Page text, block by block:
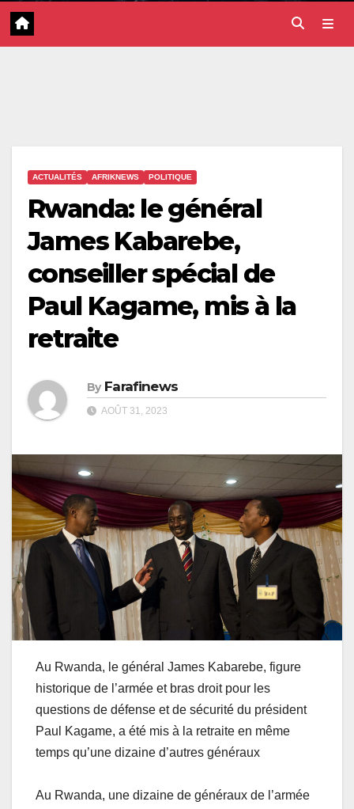
ACTUALITÉS AFRIKNEWS POLITIQUE
Rwanda: le général
James Kabarebe,
conseiller spécial de
Paul Kagame, mis à la
retraite
By Farafinews
AOÛT 31, 2023
Au Rwanda, le général James Kabarebe, figure
historique de l’armée et bras droit pour les
questions de défense et de sécurité du président
Paul Kagame, a été mis à la retraite en même
temps qu’une dizaine d’autres généraux
Au Rwanda, une dizaine de généraux de l’armée